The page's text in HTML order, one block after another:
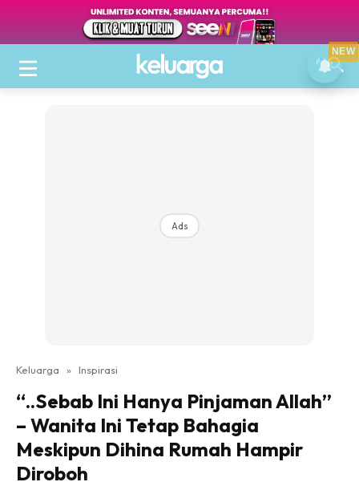
Ads
Keluarga » Inspirasi
“..Sebab Ini Hanya Pinjaman Allah”
– Wanita Ini Tetap Bahagia
Meskipun Dihina Rumah Hampir
Diroboh
NEW